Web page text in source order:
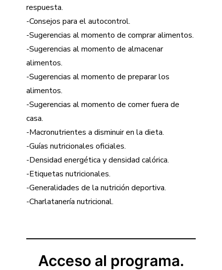
respuesta.
-Consejos para el autocontrol.
-Sugerencias al momento de comprar alimentos.
-Sugerencias al momento de almacenar
alimentos.
-Sugerencias al momento de preparar los
alimentos.
-Sugerencias al momento de comer fuera de
casa.
-Macronutrientes a disminuir en la dieta.
-Guías nutricionales oficiales.
-Densidad energética y densidad calórica.
-Etiquetas nutricionales.
-Generalidades de la nutrición deportiva.
-Charlatanería nutricional.
Acceso al programa.